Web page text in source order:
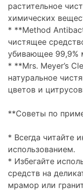
растительное
химических
* **Method
чистящее
убивающее 99,9%
* **Mrs. Meyer’s
натуральное
цветов и
**Советы по
* Всегда читайте
использованием.
* Избегайте
средств на
мрамор или